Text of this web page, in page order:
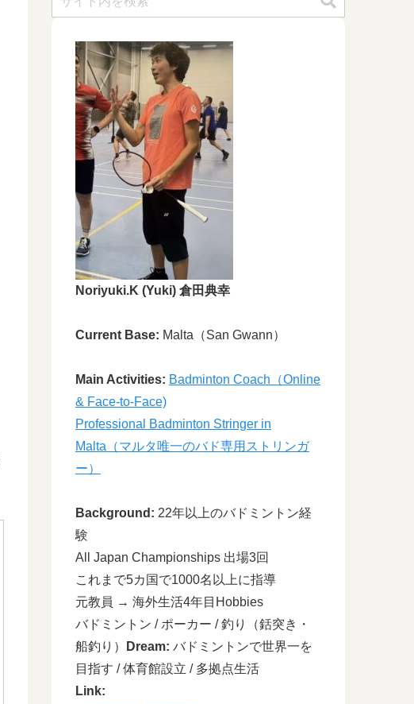
Noriyuki.K (Yuki) 倉田典幸
Current Base: Malta（San Gwann）
Main Activities: Badminton Coach（Online
& Face-to-Face)
Professional Badminton Stringer in
Malta（マルタ唯一のバド専用ストリンガ
ー）
Background: 22年以上のバドミントン経
験
All Japan Championships 出場3回
これまで5カ国で1000名以上に指導
元教員 → 海外生活4年目 Hobbies
バドミントン / ポーカー / 釣り（銛突き・
船釣り）
Dream: バドミントンで世界一を
目指す / 体育館設立 / 多拠点生活
Link: